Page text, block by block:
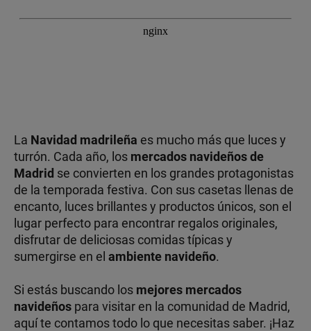
La Navidad madrileña es mucho más que luces y
turrón. Cada año, los mercados navideños de
Madrid se convierten en los grandes protagonistas
de la temporada festiva. Con sus casetas llenas de
encanto, luces brillantes y productos únicos, son el
lugar perfecto para encontrar regalos originales,
disfrutar de deliciosas comidas típicas y
sumergirse en el ambiente navideño.
Si estás buscando los mejores mercados
navideños para visitar en la comunidad de Madrid,
aquí te contamos todo lo que necesitas saber. ¡Haz